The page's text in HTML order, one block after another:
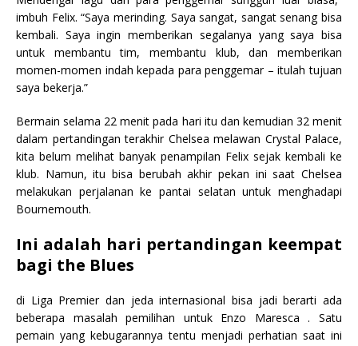
imbuh Felix. “Saya merinding. Saya sangat, sangat senang bisa
kembali. Saya ingin memberikan segalanya yang saya bisa
untuk membantu tim, membantu klub, dan memberikan
momen-momen indah kepada para penggemar – itulah tujuan
saya bekerja.”
Bermain selama 22 menit pada hari itu dan kemudian 32 menit
dalam pertandingan terakhir Chelsea melawan Crystal Palace,
kita belum melihat banyak penampilan Felix sejak kembali ke
klub. Namun, itu bisa berubah akhir pekan ini saat Chelsea
melakukan perjalanan ke pantai selatan untuk menghadapi
Bournemouth.
Ini adalah hari pertandingan keempat
bagi the Blues
di Liga Premier dan jeda internasional bisa jadi berarti ada
beberapa masalah pemilihan untuk Enzo Maresca . Satu
pemain yang kebugarannya tentu menjadi perhatian saat ini